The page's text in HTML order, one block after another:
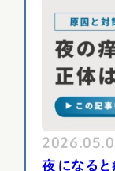
夜になると